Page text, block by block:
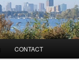
CONTACT